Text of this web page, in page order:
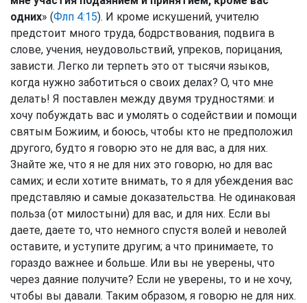
одних» (Флп 4:15). И кроме искушений, учителю
предстоит много труда, бодрствования, подвига в
слове, учения, неудовольствий, упреков, порицания,
зависти. Легко ли терпеть это от тысячи языков,
когда нужно заботиться о своих делах? О, что мне
делать! Я поставлен между двумя трудностями: и
хочу побуждать вас и умолять о содействии и помощи
святым Божиим, и боюсь, чтобы кто не предположил
другого, будто я говорю это не для вас, а для них.
Знайте же, что я не для них это говорю, но для вас
самих; и если хотите внимать, то я для убеждения вас
представляю и самые доказательства. Не одинаковая
польза (от милостыни) для вас, и для них. Если вы
даете, даете то, что немного спустя волей и неволей
оставите, и уступите другим; а что принимаете, то
гораздо важнее и больше. Или вы не уверены, что
через даяние получите? Если не уверены, то и не хочу,
чтобы вы давали. Таким образом, я говорю не для них.